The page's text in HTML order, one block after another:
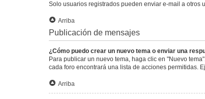
Solo usuarios registrados pueden enviar e-mail a otros
Arriba
Publicación de mensajes
¿Cómo puedo crear un nuevo tema o enviar una
Para publicar un nuevo tema, haga clic en "Nuevo
cada foro encontrará una lista de acciones permitidas.
Arriba